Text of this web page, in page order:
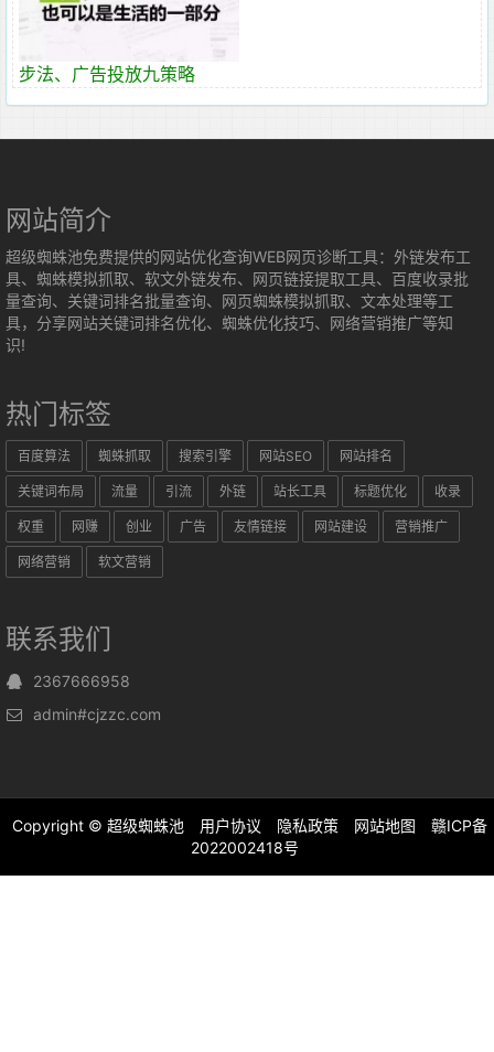
步法、广告投放九策略
网站简介
超级蜘蛛池免费提供的网站优化查询WEB网页诊断工具：外链发布工
具、蜘蛛模拟抓取、软文外链发布、网页链接提取工具、百度收录批
量查询、关键词排名批量查询、网页蜘蛛模拟抓取、文本处理等工
具，分享网站关键词排名优化、蜘蛛优化技巧、网络营销推广等知
识!
热门标签
百度算法 蜘蛛抓取 搜索引擎 网站SEO 网站排名
关键词布局 流量 引流 外链 站长工具 标题优化 收录
权重 网赚 创业 广告 友情链接 网站建设 营销推广
网络营销 软文营销
联系我们
2367666958
admin#cjzzc.com
Copyright © 超级蜘蛛池 用户协议 隐私政策 网站地图
赣ICP备
2022002418号